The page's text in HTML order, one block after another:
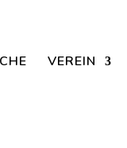
VEREIN